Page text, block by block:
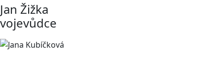
Jan Žižka
vojevůdce